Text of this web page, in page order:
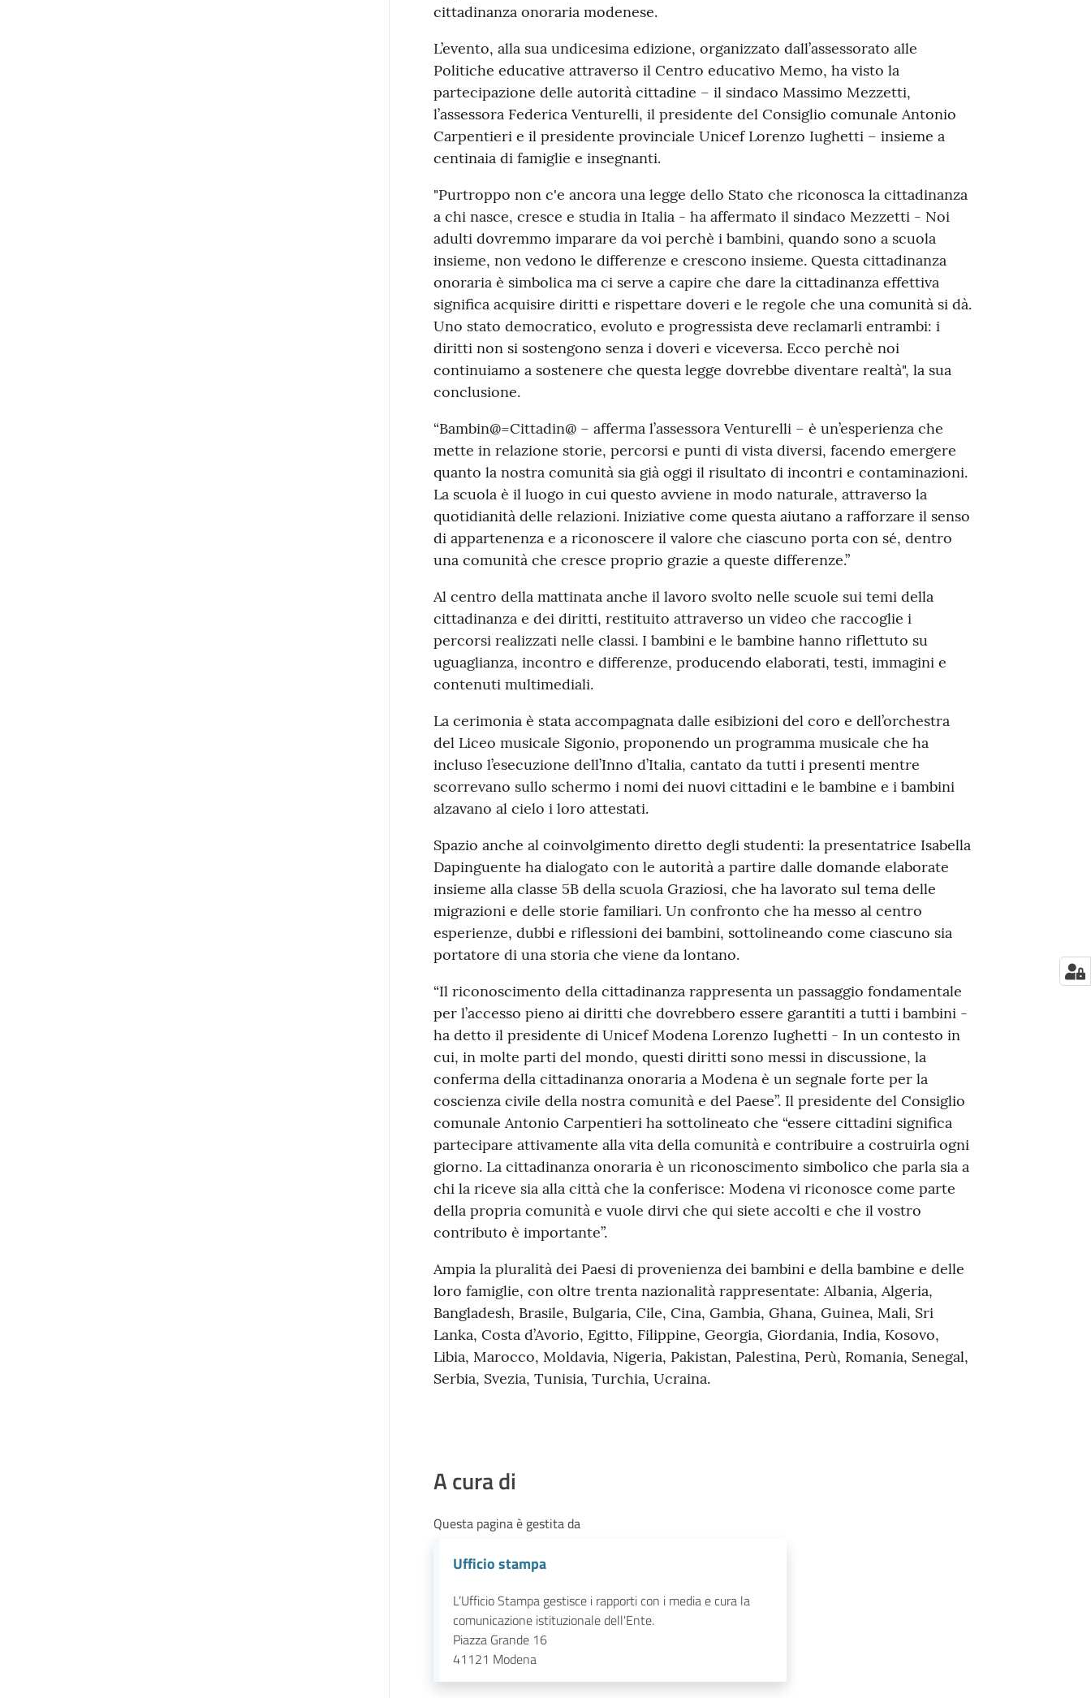
cittadinanza onoraria modenese.
L’evento, alla sua undicesima edizione, organizzato dall’assessorato alle
Politiche educative attraverso il Centro educativo Memo, ha visto la
partecipazione delle autorità cittadine – il sindaco Massimo Mezzetti,
l’assessora Federica Venturelli, il presidente del Consiglio comunale Antonio
Carpentieri e il presidente provinciale Unicef Lorenzo Iughetti – insieme a
centinaia di famiglie e insegnanti.
"Purtroppo non c'e ancora una legge dello Stato che riconosca la cittadinanza
a chi nasce, cresce e studia in Italia - ha affermato il sindaco Mezzetti - Noi
adulti dovremmo imparare da voi perchè i bambini, quando sono a scuola
insieme, non vedono le differenze e crescono insieme. Questa cittadinanza
onoraria è simbolica ma ci serve a capire che dare la cittadinanza effettiva
significa acquisire diritti e rispettare doveri e le regole che una comunità si dà.
Uno stato democratico, evoluto e progressista deve reclamarli entrambi: i
diritti non si sostengono senza i doveri e viceversa. Ecco perchè noi
continuiamo a sostenere che questa legge dovrebbe diventare realtà", la sua
conclusione.
“Bambin@=Cittadin@ – afferma l’assessora Venturelli – è un’esperienza che
mette in relazione storie, percorsi e punti di vista diversi, facendo emergere
quanto la nostra comunità sia già oggi il risultato di incontri e contaminazioni.
La scuola è il luogo in cui questo avviene in modo naturale, attraverso la
quotidianità delle relazioni. Iniziative come questa aiutano a rafforzare il senso
di appartenenza e a riconoscere il valore che ciascuno porta con sé, dentro
una comunità che cresce proprio grazie a queste differenze.”
Al centro della mattinata anche il lavoro svolto nelle scuole sui temi della
cittadinanza e dei diritti, restituito attraverso un video che raccoglie i
percorsi realizzati nelle classi. I bambini e le bambine hanno riflettuto su
uguaglianza, incontro e differenze, producendo elaborati, testi, immagini e
contenuti multimediali.
La cerimonia è stata accompagnata dalle esibizioni del coro e dell’orchestra
del Liceo musicale Sigonio, proponendo un programma musicale che ha
incluso l’esecuzione dell’Inno d’Italia, cantato da tutti i presenti mentre
scorrevano sullo schermo i nomi dei nuovi cittadini e le bambine e i bambini
alzavano al cielo i loro attestati.
Spazio anche al coinvolgimento diretto degli studenti: la presentatrice Isabella
Dapinguente ha dialogato con le autorità a partire dalle domande elaborate
insieme alla classe 5B della scuola Graziosi, che ha lavorato sul tema delle
migrazioni e delle storie familiari. Un confronto che ha messo al centro
esperienze, dubbi e riflessioni dei bambini, sottolineando come ciascuno sia
portatore di una storia che viene da lontano.
“Il riconoscimento della cittadinanza rappresenta un passaggio fondamentale
per l’accesso pieno ai diritti che dovrebbero essere garantiti a tutti i bambini -
ha detto il presidente di Unicef Modena Lorenzo Iughetti - In un contesto in
cui, in molte parti del mondo, questi diritti sono messi in discussione, la
conferma della cittadinanza onoraria a Modena è un segnale forte per la
coscienza civile della nostra comunità e del Paese”. Il presidente del Consiglio
comunale Antonio Carpentieri ha sottolineato che “essere cittadini significa
partecipare attivamente alla vita della comunità e contribuire a costruirla ogni
giorno. La cittadinanza onoraria è un riconoscimento simbolico che parla sia a
chi la riceve sia alla città che la conferisce: Modena vi riconosce come parte
della propria comunità e vuole dirvi che qui siete accolti e che il vostro
contributo è importante”.
Ampia la pluralità dei Paesi di provenienza dei bambini e della bambine e delle
loro famiglie, con oltre trenta nazionalità rappresentate: Albania, Algeria,
Bangladesh, Brasile, Bulgaria, Cile, Cina, Gambia, Ghana, Guinea, Mali, Sri
Lanka, Costa d’Avorio, Egitto, Filippine, Georgia, Giordania, India, Kosovo,
Libia, Marocco, Moldavia, Nigeria, Pakistan, Palestina, Perù, Romania, Senegal,
Serbia, Svezia, Tunisia, Turchia, Ucraina.
A cura di
Questa pagina è gestita da
Ufficio stampa
L’Ufficio Stampa gestisce i rapporti con i media e cura la
comunicazione istituzionale dell'Ente.
Piazza Grande 16
41121 Modena